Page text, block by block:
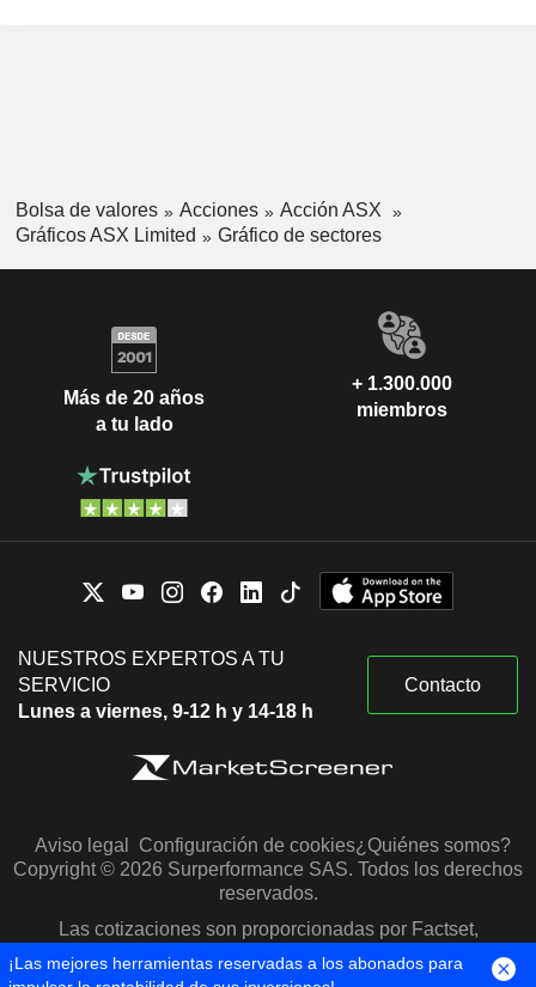
Bolsa de valores Acciones
Acción ASX
Gráficos ASX Limited
Gráfico de sectores
Más de 20 años
a tu lado
+ 1.300.000
miembros
NUESTROS EXPERTOS A TU
SERVICIO
Lunes a viernes, 9-12 h y 14-18 h
Contacto
Aviso legal Configuración de cookies¿Quiénes somos?
Copyright © 2026 Surperformance SAS. Todos los derechos
reservados.
Las cotizaciones son proporcionadas por Factset,
Morningstar y S&P Capital IQ
¡Las mejores herramientas reservadas a los abonados para